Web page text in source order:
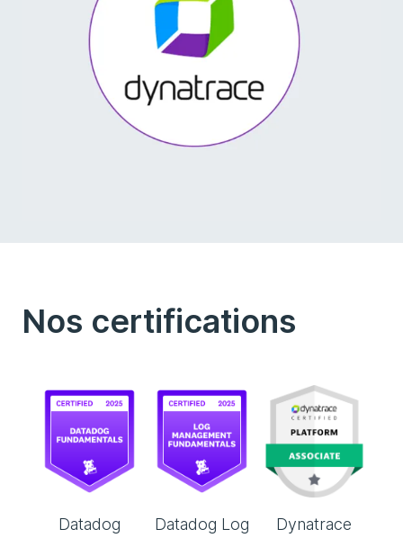
Nos certifications
Datadog
Datadog Log
Dynatrace